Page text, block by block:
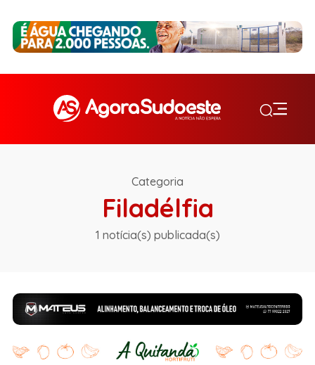
Categoria
Filadélfia
1 notícia(s) publicada(s)